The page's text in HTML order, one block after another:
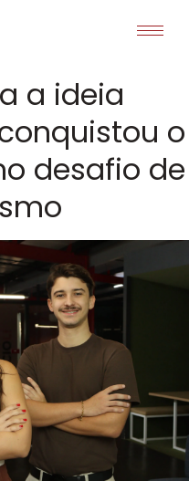
a ideia
o
desafio de